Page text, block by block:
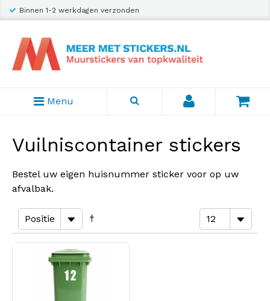
Binnen 1-2 werkdagen verzonden
Menu
Vuilniscontainer stickers
Bestel uw eigen huisnummer sticker voor op uw
afvalbak.